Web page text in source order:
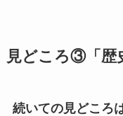
見どころ③「歴
続いての見どころ